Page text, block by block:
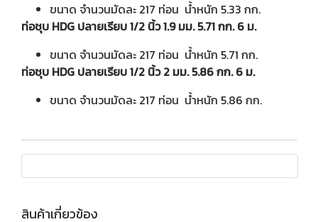
ขนาด จำนวนมัดละ 217 ท่อน น้ำหนัก 5.33 กก.
ท่อชุบ HDG ปลายเรียบ 1/2 นิ้ว 1.9 มม. 5.71 กก. 6 ม.
ขนาด จำนวนมัดละ 217 ท่อน น้ำหนัก 5.71 กก.
ท่อชุบ HDG ปลายเรียบ 1/2 นิ้ว 2 มม. 5.86 กก. 6 ม.
ขนาด จำนวนมัดละ 217 ท่อน น้ำหนัก 5.86 กก.
สินค้าเกี่ยวข้อง